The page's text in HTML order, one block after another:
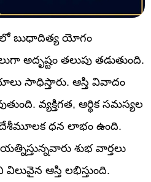
బుధాదిత్య యోగం
అదృష్టం తలుపు తడుతుంది.
సాధిస్తారు. ఆస్తి వివాదం
వ్యక్తిగత, ఆర్థిక సమస్యల
విదేశీమూలక ధన లాభం ఉంది.
శుభ వార్తలు
విలువైన ఆస్తి లభిస్తుంది.